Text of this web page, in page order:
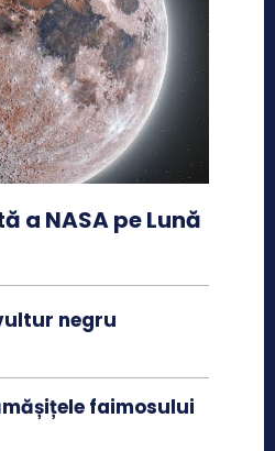
a NASA pe Lună
negru
faimosului